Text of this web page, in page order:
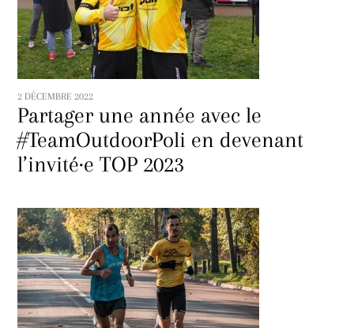
2 DÉCEMBRE 2022
Partager une année avec le
#TeamOutdoorPoli en devenant
l’invité·e TOP 2023